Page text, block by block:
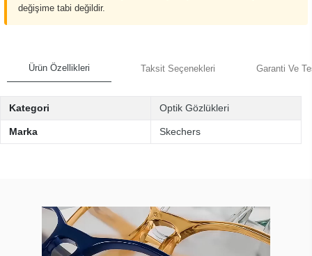
değişime tabi değildir.
Ürün Özellikleri Taksit Seçenekleri Garanti Ve
Kategori Optik Gözlükleri
Marka Skechers